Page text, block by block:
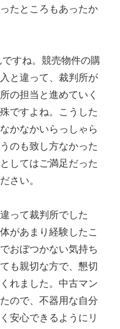
たところもあったか
すね。競売物件の購
と違って、裁判所が
の担当と進めていく
ですよね。こうした
かなかいらっしゃら
のも致し方なかった
してはご満足だった
さい。
って裁判所でした
があまり経験したこ
おぼつかない気持ち
も親切な方で、懇切
れました。中古マン
ので、不器用な自分
安心できるようにリ